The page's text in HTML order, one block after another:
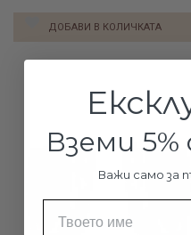
ДОБАВИ В КОЛИЧКАТА
Вземи
Важи само за